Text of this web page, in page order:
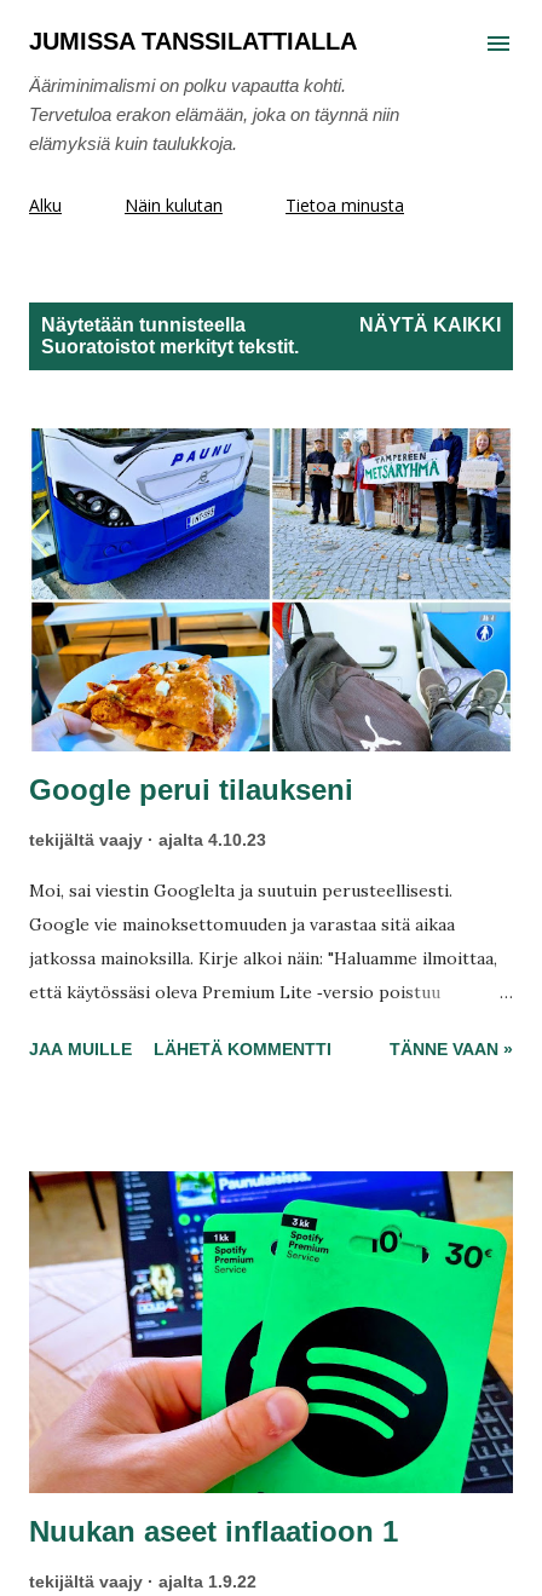
Siirry pääsisältöön
JUMISSA TANSSILATTIALLA
Ääriminimalismi on polku vapautta kohti.
Tervetuloa erakon elämään, joka on täynnä niin
elämyksiä kuin taulukkoja.
Alku Näin kulutan Tietoa minusta
Näytetään tunnisteella
Suoratoistot merkityt tekstit.
NÄYTÄ KAIKKI
Google perui tilaukseni
tekijältä vaajy ajalta 4.10.23
Moi, sai viestin Googlelta ja suutuin perusteellisesti.
Google vie mainoksettomuuden ja varastaa sitä aikaa
jatkossa mainoksilla. Kirje alkoi näin: "Haluamme ilmoittaa,
että käytössäsi oleva Premium Lite ‑versio poistuu
ei se enää erakkoa haittaa. Säästä kuukausittain 6,99 euroa
JAA MUILLE LÄHETÄ KOMMENTTI TÄNNE VAAN »
Nuukan aseet inflaatioon 1
tekijältä vaajy ajalta 1.9.22